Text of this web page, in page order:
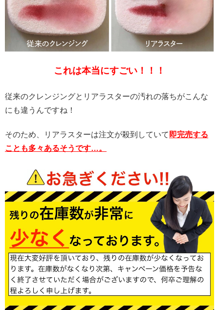
これは本当にすごい！！！
従来のクレンジングとリアラスターの汚れの落ちがこんな
にも違うんですね！
そのため、リアラスターは注文が殺到していて 即完売する
ことも多々あるそうです…。